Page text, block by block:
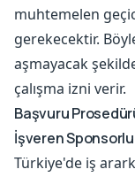
muhtemelen
gerekecektir.
aşmayacak
çalışma izni verir.
Başvuru
İşveren
Türkiye'de iş